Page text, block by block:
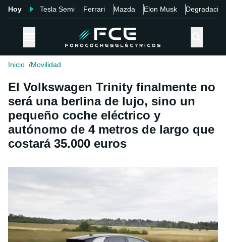
Hoy Tesla Semi Ferrari Mazda Elon Musk Degradación
Inicio Movilidad
El Volkswagen Trinity finalmente no
será una berlina de lujo, sino un
pequeño coche eléctrico y
autónomo de 4 metros de largo que
costará 35.000 euros